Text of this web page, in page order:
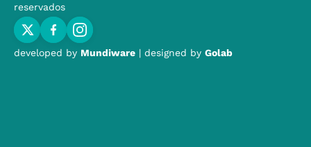
reservados
developed by Mundiware | designed by Golab